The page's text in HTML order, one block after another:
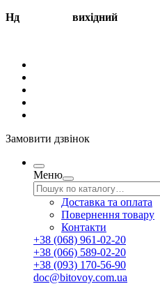
Нд вихідний
Замовити дзвінок
Меню
Доставка та оплата
Повернення товару
Контакти
+38 (068) 961-02-20
+38 (066) 589-02-20
+38 (093) 170-56-90
doc@bitovoy.com.ua